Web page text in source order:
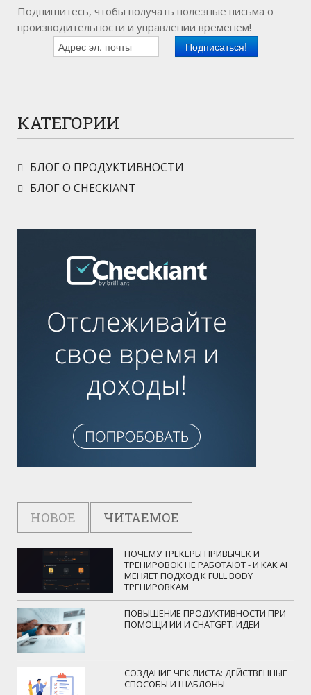
Подпишитесь, чтобы получать полезные письма о
производительности и управлении временем!
КАТЕГОРИИ
БЛОГ О ПРОДУКТИВНОСТИ
БЛОГ О CHECKIANT
НОВОЕ ЧИТАЕМОЕ
ПОЧЕМУ ТРЕКЕРЫ ПРИВЫЧЕК И
ТРЕНИРОВОК НЕ РАБОТАЮТ - И КАК AI
МЕНЯЕТ ПОДХОД К FULL BODY
ТРЕНИРОВКАМ
ПОВЫШЕНИЕ ПРОДУКТИВНОСТИ ПРИ
ПОМОЩИ ИИ И CHATGPT. ИДЕИ
СОЗДАНИЕ ЧЕК ЛИСТА: ДЕЙСТВЕННЫЕ
СПОСОБЫ И ШАБЛОНЫ